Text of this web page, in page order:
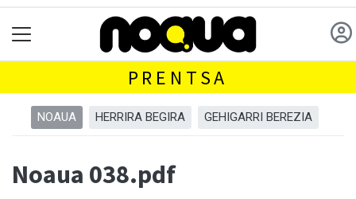
PRENTSA
NOAUA HERRIRA BEGIRA GEHIGARRI BEREZIA
Noaua 038.pdf